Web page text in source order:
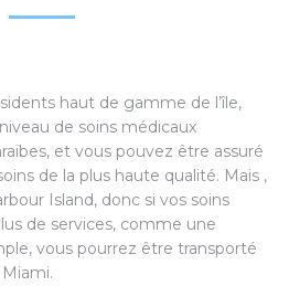
haut de gamme de l’île,
de soins médicaux
et vous pouvez être assuré
de la plus haute qualité. Mais ,
Island, donc si vos soins
de services, comme une
vous pourrez être transporté